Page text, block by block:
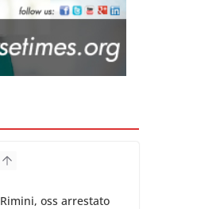
Rimini, oss arrestato